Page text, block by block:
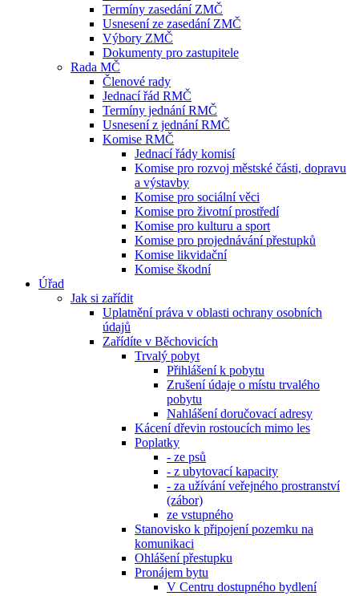
Termíny zasedání ZMČ
Usnesení ze zasedání ZMČ
Výbory ZMČ
Dokumenty pro zastupitele
Rada MČ
Členové rady
Jednací řád RMČ
Termíny jednání RMČ
Usnesení z jednání RMČ
Komise RMČ
Jednací řády komisí
Komise pro rozvoj městské části, dopravu
a výstavby
Komise pro sociální věci
Komise pro životní prostředí
Komise pro kulturu a sport
Komise pro projednávání přestupků
Komise likvidační
Komise škodní
Úřad
Jak si zařídit
Uplatnění práva v oblasti ochrany osobních
údajů
Zařídíte v Běchovicích
Trvalý pobyt
Přihlášení k pobytu
Zrušení údaje o místu trvalého
pobytu
Nahlášení doručovací adresy
Kácení dřevin rostoucích mimo les
Poplatky
- ze psů
- z ubytovací kapacity
- za užívání veřejného prostranství
(zábor)
ze vstupného
Stanovisko k připojení pozemku na
komunikaci
Ohlášení přestupku
Pronájem bytu
V Centru dostupného bydlení